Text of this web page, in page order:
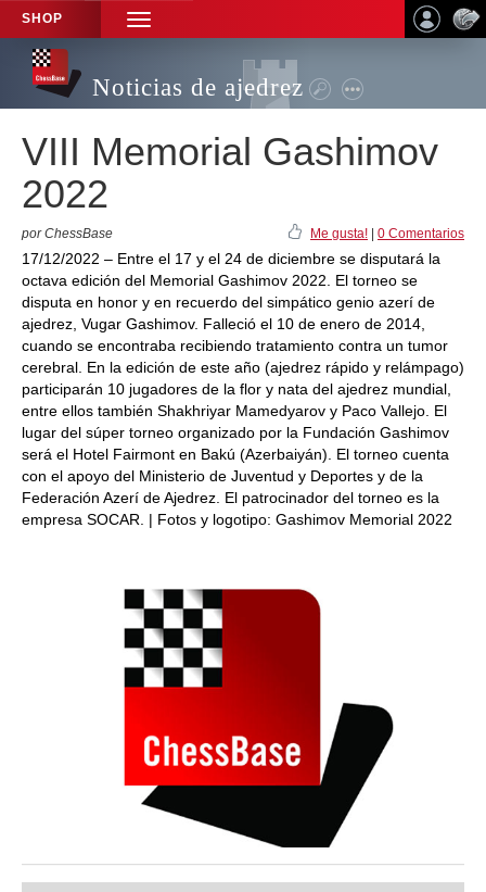
SHOP
TOGGLE
NAVIGATION
Noticias de ajedrez
VIII Memorial Gashimov
2022
por ChessBase Me gusta! 0 Comentarios
17/12/2022 – Entre el 17 y el 24 de diciembre se disputará la
octava edición del Memorial Gashimov 2022. El torneo se
disputa en honor y en recuerdo del simpático genio azerí de
ajedrez, Vugar Gashimov. Falleció el 10 de enero de 2014,
cuando se encontraba recibiendo tratamiento contra un tumor
cerebral. En la edición de este año (ajedrez rápido y relámpago)
participarán 10 jugadores de la flor y nata del ajedrez mundial,
entre ellos también Shakhriyar Mamedyarov y Paco Vallejo. El
lugar del súper torneo organizado por la Fundación Gashimov
será el Hotel Fairmont en Bakú (Azerbaiyán). El torneo cuenta
con el apoyo del Ministerio de Juventud y Deportes y de la
Federación Azerí de Ajedrez. El patrocinador del torneo es la
empresa SOCAR. | Fotos y logotipo: Gashimov Memorial 2022